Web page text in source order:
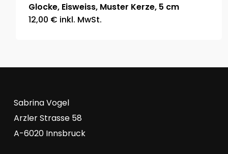
Glocke, Eisweiss, Muster Kerze, 5 cm
12,00 € inkl. MwSt.
Sabrina Vogel
Arzler Strasse 58
A-6020 Innsbruck